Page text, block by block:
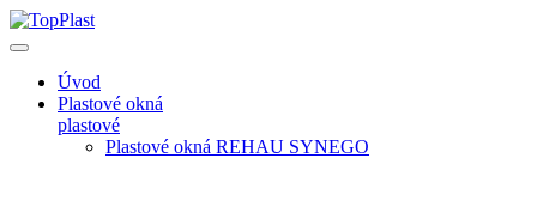
Úvod
Plastové okná
plastové
Plastové okná REHAU SYNEGO